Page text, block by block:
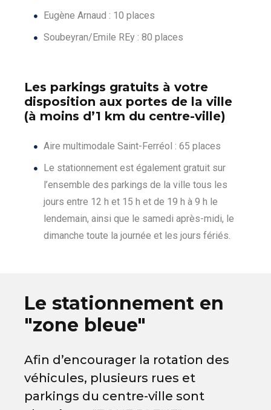
Eugène Arnaud : 10 places
Soubeyran/Emile REy : 80 places
Les parkings gratuits à votre
disposition aux portes de la ville
(à moins d’1 km du centre-ville)
Aire multimodale Saint-Ferréol : 65 places
Le stationnement est également gratuit sur
l’ensemble des parkings de la ville tous les
jours entre 12 h et 15 h et de 19 h à 9 h le
lendemain, ainsi que le samedi après-midi, le
dimanche toute la journée et les jours fériés.
Le stationnement en
"zone bleue"
Afin d’encourager la rotation des
véhicules, plusieurs rues et
parkings du centre-ville sont